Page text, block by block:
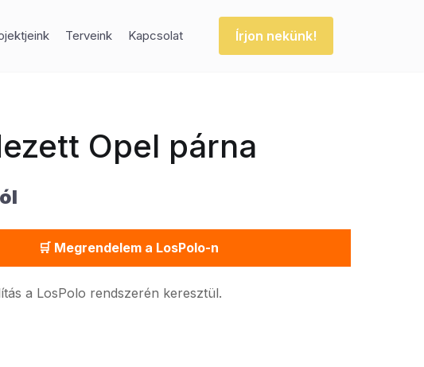
Terveink Kapcsolat Írjon nekünk!
Opel párna
🛒 Megrendelem a LosPolo-n
a LosPolo rendszerén keresztül.